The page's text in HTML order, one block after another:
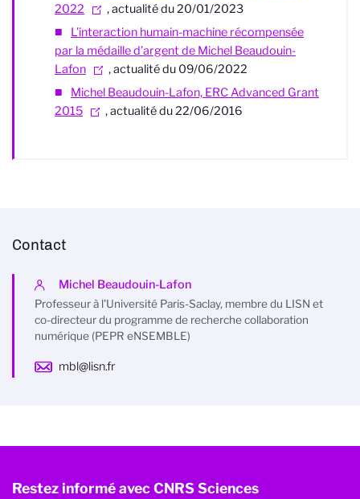
2022
, actualité du 20/01/2023
L’interaction humain-machine récompensée
par la médaille d’argent de Michel Beaudouin-
Lafon
, actualité du 09/06/2022
Michel Beaudouin-Lafon, ERC Advanced Grant
2015
, actualité du 22/06/2016
Contact
Michel Beaudouin-Lafon
Professeur à l'Université Paris-Saclay, membre du LISN et
co-directeur du programme de recherche collaboration
numérique (PEPR eNSEMBLE)
mbl@lisn.fr
Restez informé avec CNRS Sciences